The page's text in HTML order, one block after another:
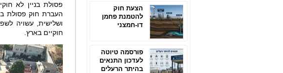
הצעת חוק
להטמנת פחמן
דו-חמצני
פורסמה טיוטה
לעדכון התנאים
בהיתר הרעלים
פסולת בניין לא
העברת חוק פסולת
ושלישית, עשויה
חוקיים בארץ.